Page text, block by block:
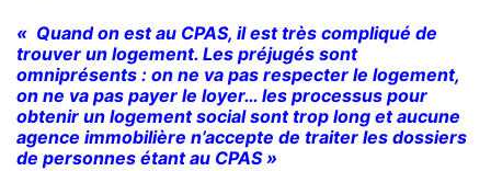
« Quand on est au CPAS, il est très compliqué de
trouver un logement. Les préjugés sont
omniprésents : on ne va pas respecter le logement,
on ne va pas payer le loyer… les processus pour
obtenir un logement social sont trop long et aucune
agence immobilière n’accepte de traiter les dossiers
de personnes étant au CPAS »